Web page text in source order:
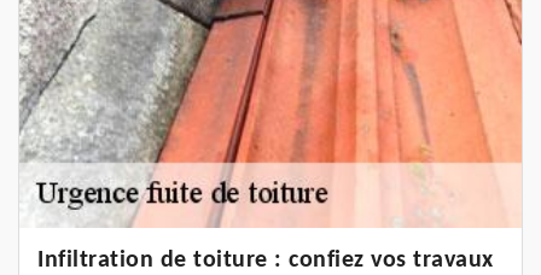
Infiltration de toiture : confiez vos travaux